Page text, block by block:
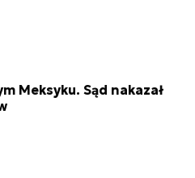
Meksyku. Sąd nakazał